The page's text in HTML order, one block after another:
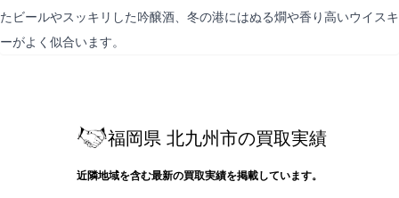
たビールやスッキリした吟醸酒、冬の港にはぬる燗や香り高いウイスキ
ーがよく似合います。
福岡県 北九州市の買取実績
近隣地域を含む最新の買取実績を掲載しています。